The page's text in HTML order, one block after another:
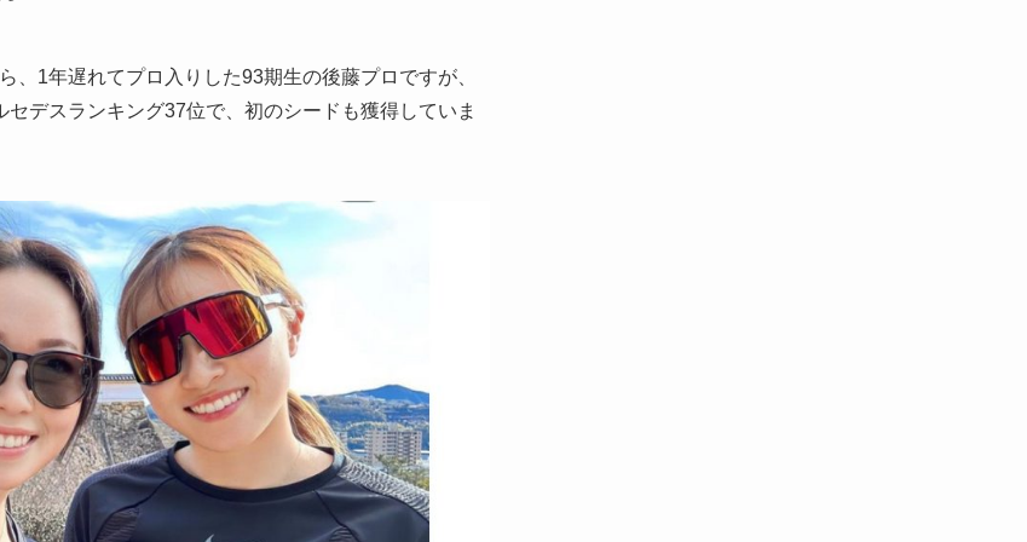
1年遅れてプロ入りした93期生の後藤プロですが、
デスランキング37位で、初のシードも獲得していま